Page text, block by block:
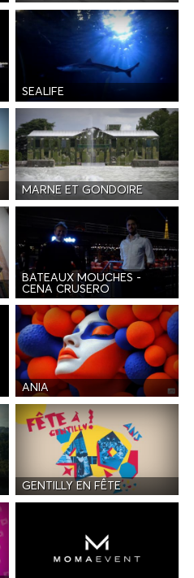
SEALIFE
MARNE ET GONDOIRE
BATEAUX MOUCHES -
CENA CRUSERO
ANIA
GENTILLY EN FÊTE